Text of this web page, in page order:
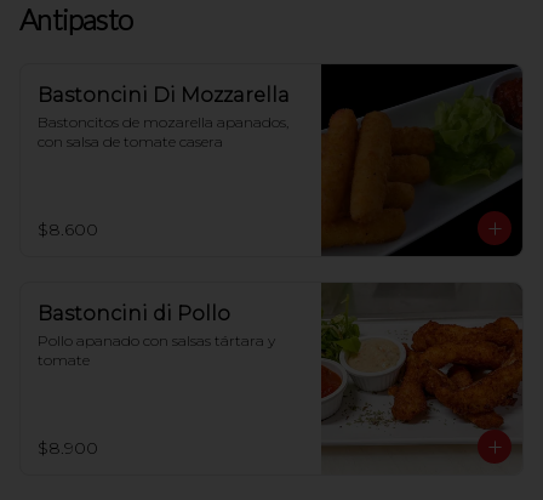
Antipasto
Bastoncini Di Mozzarella
Bastoncitos de mozarella apanados,
con salsa de tomate casera
$8.600
Bastoncini di Pollo
Pollo apanado con salsas tártara y
tomate
$8.900